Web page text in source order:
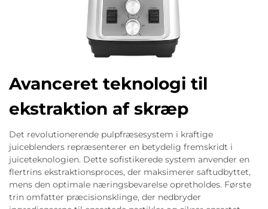
Avanceret teknologi til
ekstraktion af skræp
Det revolutionerende pulpfræsesystem i kraftige
juiceblenders repræsenterer en betydelig fremskridt i
juiceteknologien. Dette sofistikerede system anvender en
flertrins ekstraktionsproces, der maksimerer saftudbyttet,
mens den optimale næringsbevarelse opretholdes. Første
trin omfatter præcisionsklinge, der nedbryder